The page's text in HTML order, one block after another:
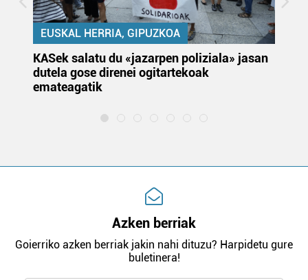
EUSKAL HERRIA, GIPUZKOA
KASek salatu du «jazarpen poliziala» jasan
dutela gose direnei ogitartekoak
emateagatik
Azken berriak
Goierriko azken berriak jakin nahi dituzu? Harpidetu gure
buletinera!